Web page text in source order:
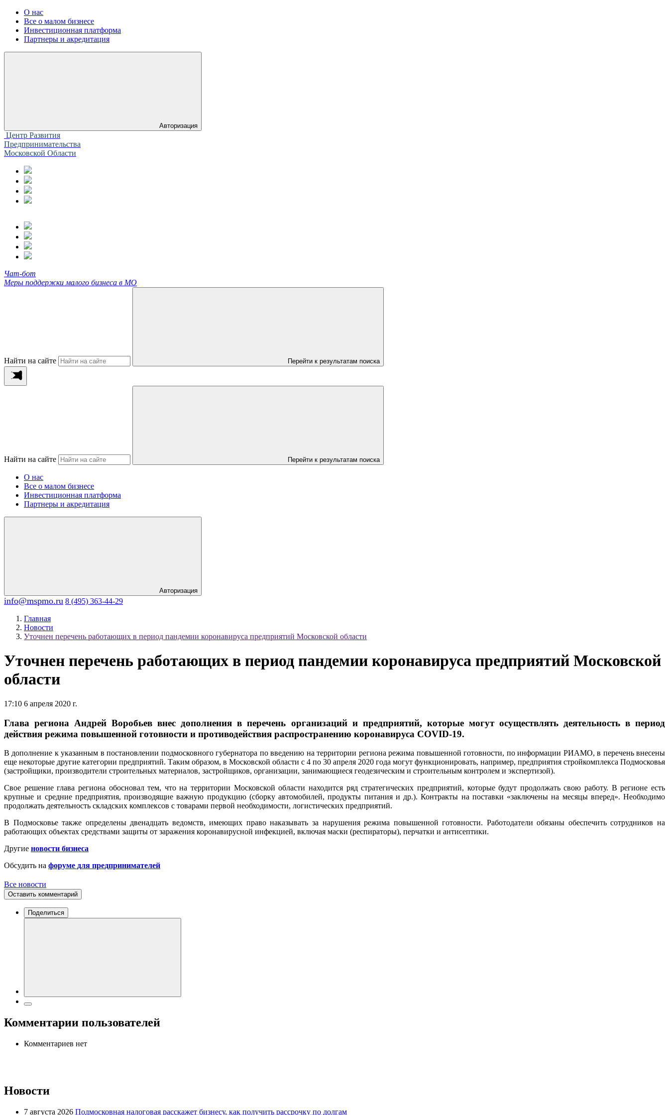
О нас
Все о малом бизнесе
Инвестиционная платформа
Партнеры и акредитация
Авторизация
Центр Развития
Предпринимательства
Московской Области
Чат-бот
Меры поддержки малого бизнеса в МО
Найти на сайте Перейти к результатам поиска
Найти на сайте Перейти к результатам поиска
О нас
Все о малом бизнесе
Инвестиционная платформа
Партнеры и акредитация
Авторизация
info@mspmo.ru 8 (495) 363-44-29
Главная
Новости
Уточнен перечень работающих в период пандемии коронавируса предприятий Московской области
Уточнен перечень работающих в период пандемии коронавируса предприятий Московской
области
17:10 6 апреля 2020 г.
Глава региона Андрей Воробьев внес дополнения в перечень организаций и предприятий, которые могут осуществлять деятельность в период
действия режима повышенной готовности и противодействия распространению коронавируса COVID-19.
В дополнение к указанным в постановлении подмосковного губернатора по введению на территории региона режима повышенной готовности, по информации РИАМО, в перечень внесены
еще некоторые другие категории предприятий. Таким образом, в Московской области с 4 по 30 апреля 2020 года могут функционировать, например, предприятия стройкомплекса Подмосковья
(застройщики, производители строительных материалов, застройщиков, организации, занимающиеся геодезическим и строительным контролем и экспертизой).
Свое решение глава региона обосновал тем, что на территории Московской области находится ряд стратегических предприятий, которые будут продолжать свою работу. В регионе есть
крупные и средние предприятия, производящие важную продукцию (сборку автомобилей, продукты питания и др.). Контракты на поставки «заключены на месяцы вперед». Необходимо
продолжать деятельность складских комплексов с товарами первой необходимости, логистических предприятий.
В Подмосковье также определены двенадцать ведомств, имеющих право наказывать за нарушения режима повышенной готовности. Работодатели обязаны обеспечить сотрудников на
работающих объектах средствами защиты от заражения коронавирусной инфекцией, включая маски (респираторы), перчатки и антисептики.
Другие новости бизнеса
Обсудить на форуме для предпринимателей
Все новости
Оставить комментарий
Поделиться
Комментарии пользователей
Комментариев нет
Новости
7 августа 2026 Подмосковная налоговая расскажет бизнесу, как получить рассрочку по долгам